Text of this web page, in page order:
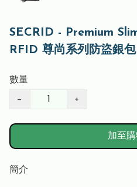
SECRID - Premium
RFID 尊尚系列防盜銀包
數量
− +
加至
簡介